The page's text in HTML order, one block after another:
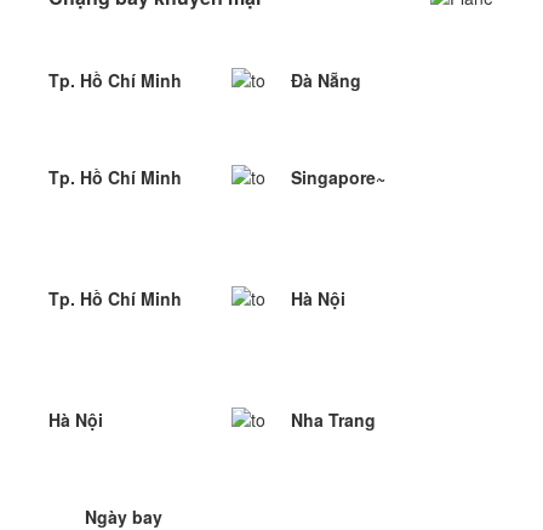
Tp. Hồ Chí Minh Đà Nẵng
Tp. Hồ Chí Minh Singapore~
Tp. Hồ Chí Minh Hà Nội
Hà Nội Nha Trang
Ngày bay